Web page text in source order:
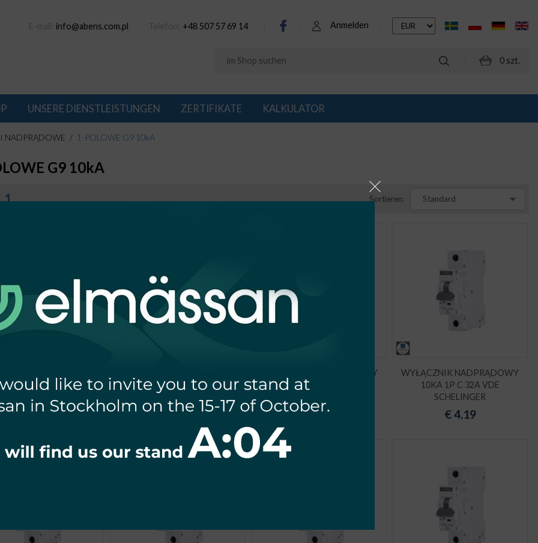
Anmelden
info@abens.com.pl +48 507 57 69 14
0 szt.
UNSERE DIENSTLEISTUNGEN ZERTIFIKATE KALKULATOR
NADPRĄDOWE 1-POLOWE G9 10kA
G9 10kA
1 Sortieren: Standard
1P C 63A VDE
SCHELINGER
€ 4,78
10KA 1P C 50A VDE
SCHELINGER
€4,78
WYŁĄCZNIK NADPRĄDOWY
10KA 1P C 40A VDE
SCHELINGER
€4,56
WYŁĄCZNIK NADPRĄDOWY
10KA 1P C 32A VDE
SCHELINGER
€4,19